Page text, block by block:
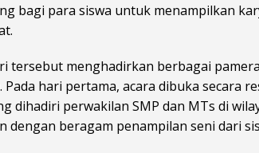
bagi para siswa untuk menampilkan
tersebut menghadirkan berbagai
hari pertama, acara dibuka secara
dihadiri perwakilan SMP dan MTs di
dengan beragam penampilan seni dari